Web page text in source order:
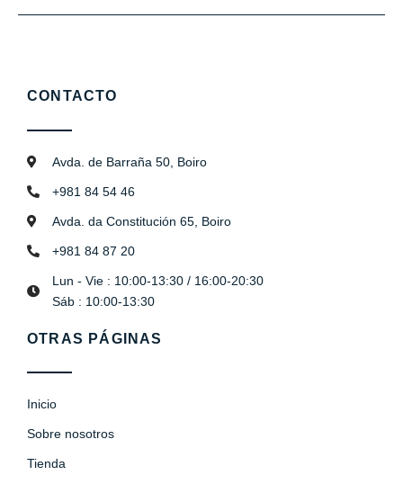
CONTACTO
Avda. de Barraña 50, Boiro
+981 84 54 46
Avda. da Constitución 65, Boiro
+981 84 87 20
Lun - Vie : 10:00-13:30 / 16:00-20:30
Sáb : 10:00-13:30
OTRAS PÁGINAS
Inicio
Sobre nosotros
Tienda